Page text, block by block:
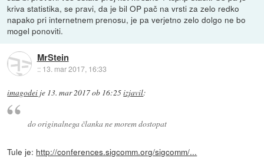
kriva statistika, se pravi, da je bil OP pač na vrsti za zelo redko
napako pri internetnem prenosu, je pa verjetno zelo dolgo ne bo
mogel ponoviti.
MrStein
:: 13. mar 2017, 16:33
imagodei je 13. mar 2017 ob 16:25izjavil:
do originalnega članka ne morem dostopat
Tule je: http://conferences.sigcomm.org/sigcomm/...